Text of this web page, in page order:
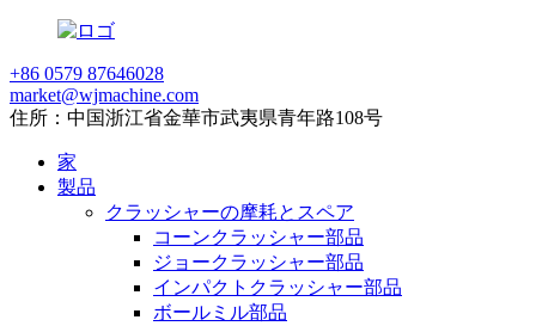
+86 0579 87646028
market@wjmachine.com
住所：中国浙江省金華市武夷県青年路108号
家
製品
クラッシャーの摩耗とスペア
コーンクラッシャー部品
ジョークラッシャー部品
インパクトクラッシャー部品
ボールミル部品